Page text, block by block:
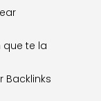
que te la
Backlinks